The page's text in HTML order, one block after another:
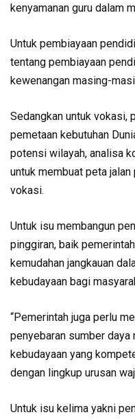
kenyamanan guru dalam
Untuk pembiayaan
tentang pembiayaan
kewenangan masing-
Sedangkan untuk vokasi,
pemetaan kebutuhan
potensi wilayah, analisa
untuk membuat peta
vokasi.
Untuk isu membangun
pinggiran, baik
kemudahan jangkauan
kebudayaan bagi
“Pemerintah juga perlu
penyebaran sumber daya
kebudayaan yang
dengan lingkup urusan
Untuk isu kelima yakni